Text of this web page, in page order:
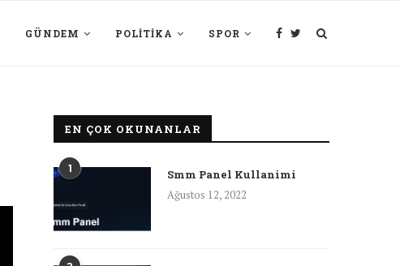
GÜNDEM POLITIKA SPOR
EN ÇOK OKUNANLAR
1
Smm Panel Kullanimi
Ağustos 12, 2022